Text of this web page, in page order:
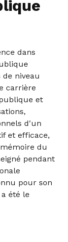
dans
niveau
carrière
et
d'un
et efficace,
du
pendant
pour son
été le